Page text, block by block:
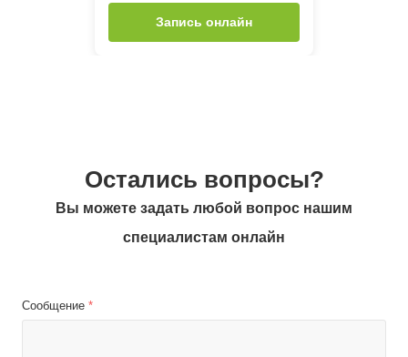
Запись онлайн
Остались вопросы?
Вы можете задать любой вопрос нашим
специалистам онлайн
Сообщение *